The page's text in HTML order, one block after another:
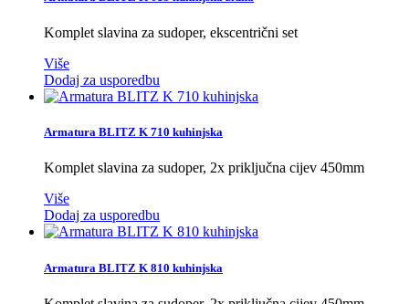
Komplet slavina za sudoper, ekscentrični set
Više
Dodaj za usporedbu
Armatura BLITZ K 710 kuhinjska
Komplet slavina za sudoper, 2x priključna cijev 450mm
Više
Dodaj za usporedbu
Armatura BLITZ K 810 kuhinjska